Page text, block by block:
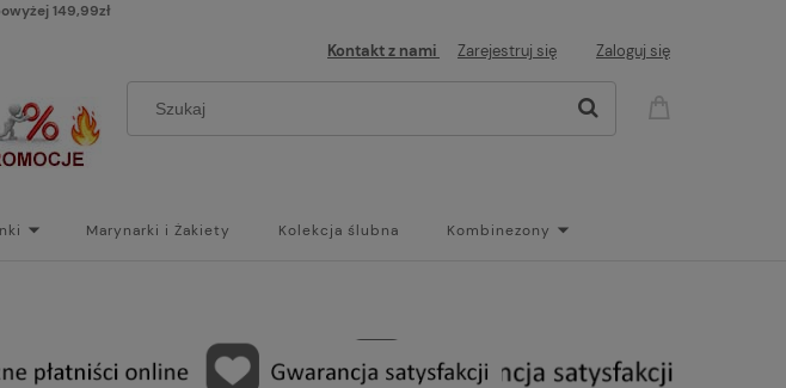
149,99zł
Kontakt z nami Zarejestruj się Zaloguj się
Marynarki i Żakiety Kolekcja ślubna Kombinezony